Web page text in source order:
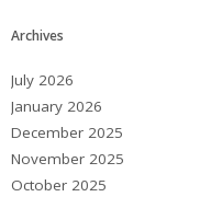
Archives
July 2026
January 2026
December 2025
November 2025
October 2025